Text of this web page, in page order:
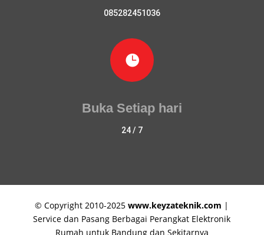
085282451036

Buka Setiap hari
24 / 7
© Copyright 2010-2025www.keyzateknik.com |
Service dan Pasang Berbagai Perangkat Elektronik
Rumah untuk Bandung dan Sekitarnya